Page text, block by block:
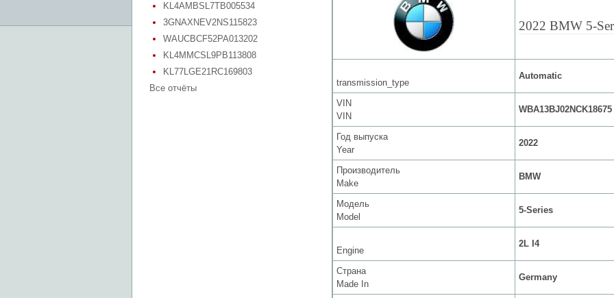
KL4AMBSL7TB005534
3GNAXNEV2NS115823
WAUCBCF52PA013202
KL4MMCSL9PB113808
KL77LGE21RC169803
Все отчёты
2022 BMW 5-
transmission_type
Automatic
VIN
VIN
WBA13BJ02NCK18675
Год выпуска
Year
2022
Производитель
Make
BMW
Модель
Model
5-Series
Engine
2L I4
Страна
Made In
Germany